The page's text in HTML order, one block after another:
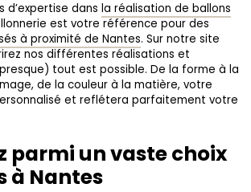
d’expertise dans la réalisation de ballons
est votre référence pour des
à proximité de Nantes. Sur notre site
nos différentes réalisations et
tout est possible. De la forme à la
de la couleur à la matière, votre
et reflétera parfaitement votre
parmi un vaste choix
à Nantes